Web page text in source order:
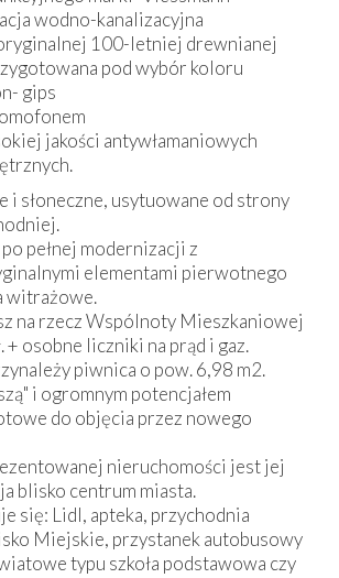
wodno-kanalizacyjna
100-letniej drewnianej
pod wybór koloru
gips
jakości antywłamaniowych
i słoneczne, usytuowane od strony
pełnej modernizacji z
elementami pierwotnego
witrażowe.
na rzecz Wspólnoty Mieszkaniowej
+ osobne liczniki na prąd i gaz.
piwnica o pow. 6,98 m2.
i ogromnym potencjałem
do objęcia przez nowego
nieruchomości jest jej
blisko centrum miasta.
się: Lidl, apteka, przychodnia
Miejskie, przystanek autobusowy
typu szkoła podstawowa czy